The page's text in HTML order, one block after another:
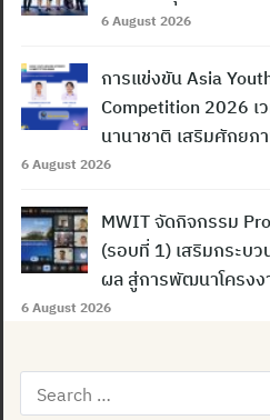
Search
6 August 2026
การแข่งขัน Asia
Competition 2026 เ
นานาชาติ เสริมศักยภ
6 August 2026
MWIT จัดกิจกรรม
(รอบที่ 1) เสริมกระบ
ผล สู่การพัฒนาโครงง
6 August 2026
Search
for: